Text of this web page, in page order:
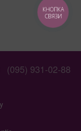
(095) 931-02-88
КНОПКА
СВЯЗИ